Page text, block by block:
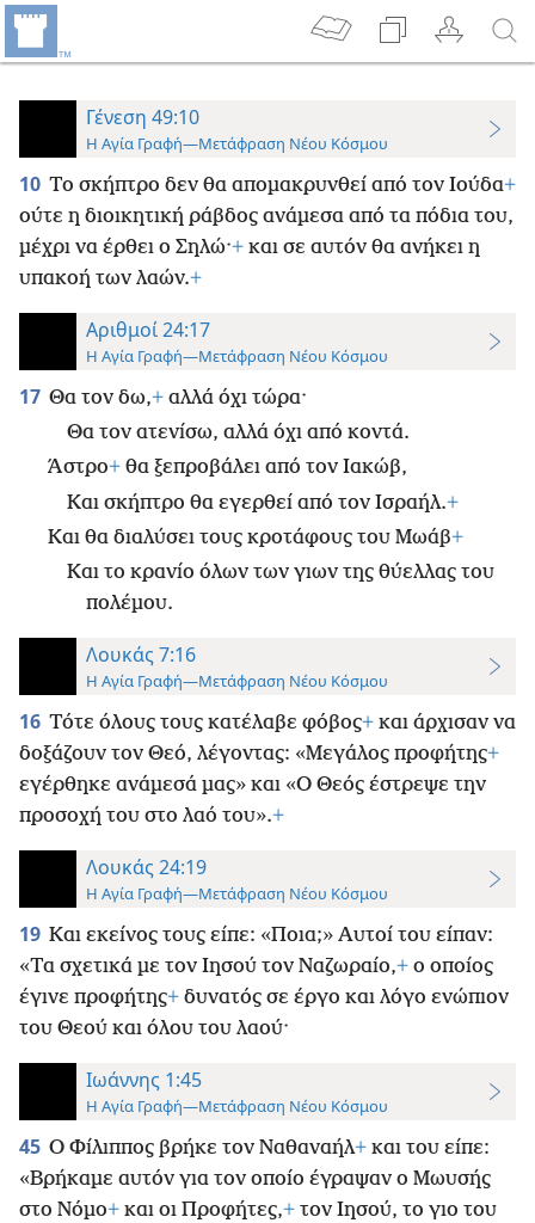
Γένεση 49:10
Η Αγία Γραφή—Μετάφραση Νέου Κόσμου
10 Το σκήπτρο δεν θα απομακρυνθεί από τον Ιούδα+
ούτε η διοικητική ράβδος ανάμεσα από τα πόδια του,
μέχρι να έρθει ο Σηλώ·+ και σε αυτόν θα ανήκει η
υπακοή των λαών.+
Αριθμοί 24:17
Η Αγία Γραφή—Μετάφραση Νέου Κόσμου
17 Θα τον δω,+ αλλά όχι τώρα·
Θα τον ατενίσω, αλλά όχι από κοντά.
Άστρο+ θα ξεπροβάλει από τον Ιακώβ,
Και σκήπτρο θα εγερθεί από τον Ισραήλ.+
Και θα διαλύσει τους κροτάφους του Μωάβ+
Και το κρανίο όλων των γιων της θύελλας του
πολέμου.
Λουκάς 7:16
Η Αγία Γραφή—Μετάφραση Νέου Κόσμου
16 Τότε όλους τους κατέλαβε φόβος+ και άρχισαν να
δοξάζουν τον Θεό, λέγοντας: «Μεγάλος προφήτης+
εγέρθηκε ανάμεσά μας» και «Ο Θεός έστρεψε την
προσοχή του στο λαό του».+
Λουκάς 24:19
Η Αγία Γραφή—Μετάφραση Νέου Κόσμου
19 Και εκείνος τους είπε: «Ποια;» Αυτοί του είπαν:
«Τα σχετικά με τον Ιησού τον Ναζωραίο,+ ο οποίος
έγινε προφήτης+ δυνατός σε έργο και λόγο ενώπιον
του Θεού και όλου του λαού·
Ιωάννης 1:45
Η Αγία Γραφή—Μετάφραση Νέου Κόσμου
45 Ο Φίλιππος βρήκε τον Ναθαναήλ+ και του είπε:
«Βρήκαμε αυτόν για τον οποίο έγραψαν ο Μωυσής
στο Νόμο+ και οι Προφήτες,+ τον Ιησού, το γιο του